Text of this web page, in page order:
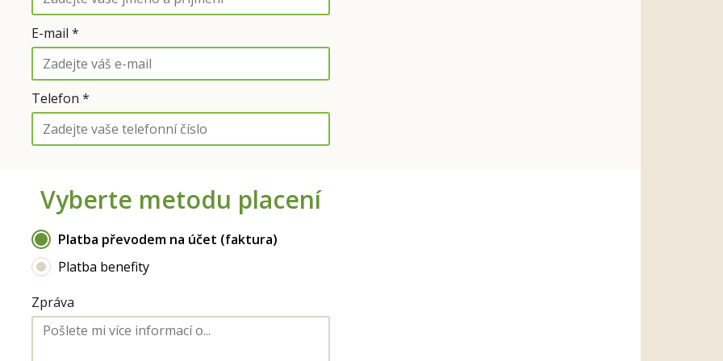
E-mail *
Telefon *
Vyberte metodu placení
Platba převodem na účet (faktura)
Platba benefity
Zpráva